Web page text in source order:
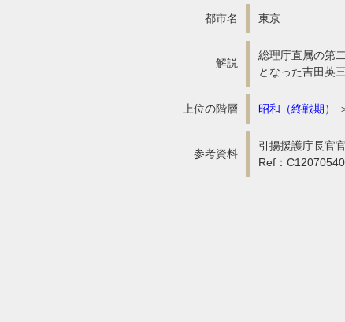
都市名 東京
解説
総理庁直属の第
となった吉田英
上位の階層 昭和（終戦期）
参考資料
引揚援護庁長官
Ref：